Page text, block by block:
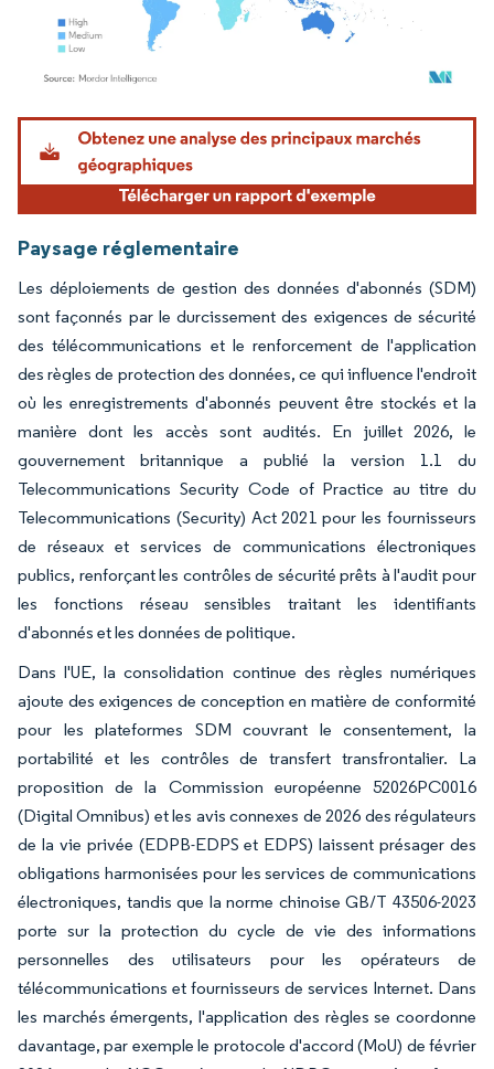
Image © Mordor Intelligence. La réutilisation nécessite une attribution sous CC BY
Paysage réglementaire
Les déploiements de gestion des données d'abonnés (SDM)
sont façonnés par le durcissement des exigences de sécurité
des télécommunications et le renforcement de l'application
des règles de protection des données, ce qui influence l'endroit
où les enregistrements d'abonnés peuvent être stockés et la
manière dont les accès sont audités. En juillet 2026, le
gouvernement britannique a publié la version 1.1 du
Telecommunications Security Code of Practice au titre du
Telecommunications (Security) Act 2021 pour les fournisseurs
de réseaux et services de communications électroniques
publics, renforçant les contrôles de sécurité prêts à l'audit pour
les fonctions réseau sensibles traitant les identifiants
d'abonnés et les données de politique.
Dans l'UE, la consolidation continue des règles numériques
ajoute des exigences de conception en matière de conformité
pour les plateformes SDM couvrant le consentement, la
portabilité et les contrôles de transfert transfrontalier. La
proposition de la Commission européenne 52026PC0016
(Digital Omnibus) et les avis connexes de 2026 des régulateurs
de la vie privée (EDPB-EDPS et EDPS) laissent présager des
obligations harmonisées pour les services de communications
électroniques, tandis que la norme chinoise GB/T 43506-2023
porte sur la protection du cycle de vie des informations
personnelles des utilisateurs pour les opérateurs de
télécommunications et fournisseurs de services Internet. Dans
les marchés émergents, l'application des règles se coordonne
davantage, par exemple le protocole d'accord (MoU) de février